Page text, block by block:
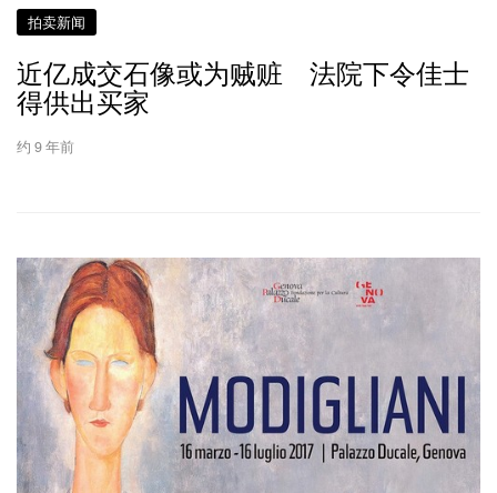
拍卖新闻
近亿成交石像或为贼赃 法院下令佳士
得供出买家
约 9 年前